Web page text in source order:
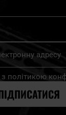
політикою